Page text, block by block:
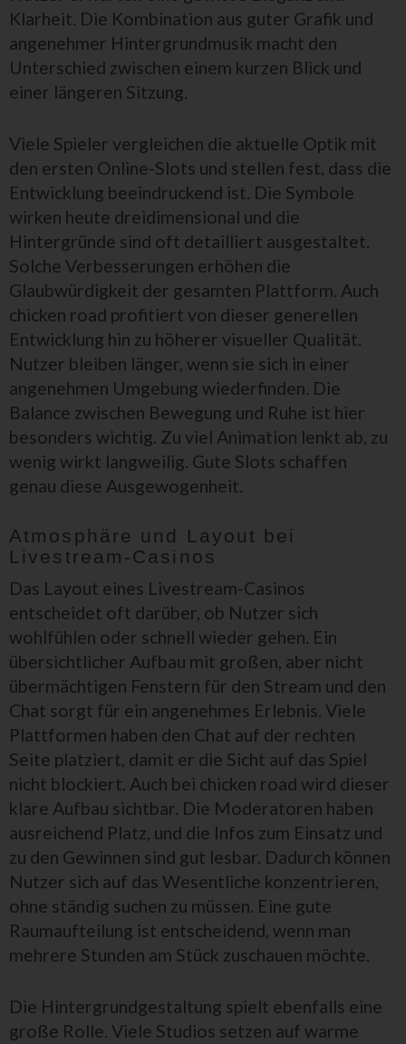
Klarheit. Die Kombination aus guter Grafik und
angenehmer Hintergrundmusik macht den
Unterschied zwischen einem kurzen Blick und
einer längeren Sitzung.
Viele Spieler vergleichen die aktuelle Optik mit
den ersten Online-Slots und stellen fest, dass die
Entwicklung beeindruckend ist. Die Symbole
wirken heute dreidimensional und die
Hintergründe sind oft detailliert ausgestaltet.
Solche Verbesserungen erhöhen die
Glaubwürdigkeit der gesamten Plattform. Auch
chicken road profitiert von dieser generellen
Entwicklung hin zu höherer visueller Qualität.
Nutzer bleiben länger, wenn sie sich in einer
angenehmen Umgebung wiederfinden. Die
Balance zwischen Bewegung und Ruhe ist hier
besonders wichtig. Zu viel Animation lenkt ab, zu
wenig wirkt langweilig. Gute Slots schaffen
genau diese Ausgewogenheit.
Atmosphäre und Layout bei
Livestream-Casinos
Das Layout eines Livestream-Casinos
entscheidet oft darüber, ob Nutzer sich
wohlfühlen oder schnell wieder gehen. Ein
übersichtlicher Aufbau mit großen, aber nicht
übermächtigen Fenstern für den Stream und den
Chat sorgt für ein angenehmes Erlebnis. Viele
Plattformen haben den Chat auf der rechten
Seite platziert, damit er die Sicht auf das Spiel
nicht blockiert. Auch bei chicken road wird dieser
klare Aufbau sichtbar. Die Moderatoren haben
ausreichend Platz, und die Infos zum Einsatz und
zu den Gewinnen sind gut lesbar. Dadurch können
Nutzer sich auf das Wesentliche konzentrieren,
ohne ständig suchen zu müssen. Eine gute
Raumaufteilung ist entscheidend, wenn man
mehrere Stunden am Stück zuschauen möchte.
Die Hintergrundgestaltung spielt ebenfalls eine
große Rolle. Viele Studios setzen auf warme